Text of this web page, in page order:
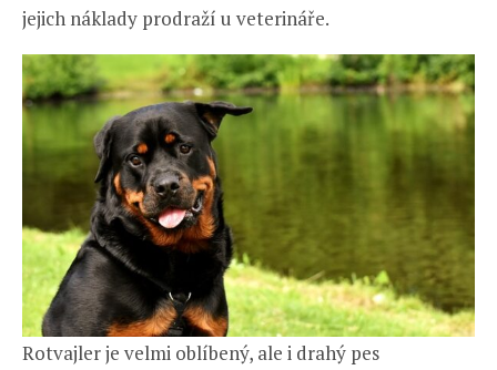
jejich náklady prodraží u veterináře.
Rotvajler je velmi oblíbený, ale i drahý pes